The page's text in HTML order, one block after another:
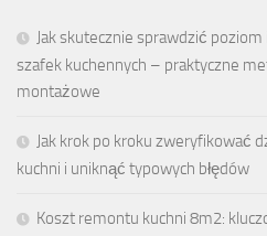
Jak skutecznie sprawdzić
szafek kuchennych – praktyczne
montażowe
Jak krok po kroku zweryfikować
kuchni i uniknąć typowych błędów
Koszt remontu kuchni 8m2: